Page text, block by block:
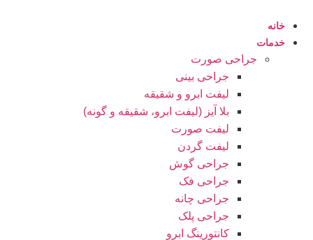
خانه
خدمات
جراحی صورت
جراحی بینی
لیفت ابرو و شقیقه
بلا آیز (لیفت ابرو، شقیقه و گونه)
لیفت صورت
لیفت گردن
جراحی گوش
جراحی فک
جراحی چانه
جراحی پلک
کانتورینگ ابرو